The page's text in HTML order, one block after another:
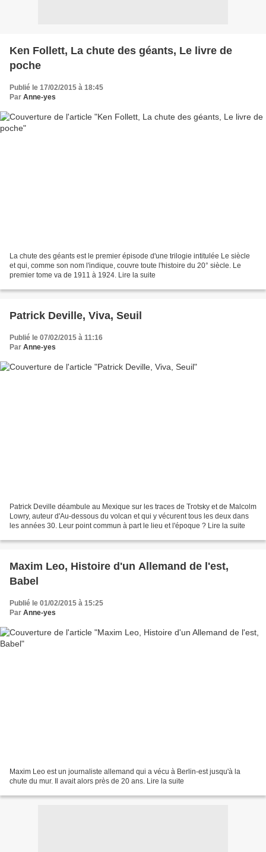
Ken Follett, La chute des géants, Le livre de
poche
Publié le 17/02/2015 à 18:45
Par Anne-yes
La chute des géants est le premier épisode d'une trilogie intitulée Le siècle
et qui, comme son nom l'indique, couvre toute l'histoire du 20° siècle. Le
premier tome va de 1911 à 1924. Lire la suite
Patrick Deville, Viva, Seuil
Publié le 07/02/2015 à 11:16
Par Anne-yes
Patrick Deville déambule au Mexique sur les traces de Trotsky et de Malcolm
Lowry, auteur d'Au-dessous du volcan et qui y vécurent tous les deux dans
les années 30. Leur point commun à part le lieu et l'époque ? Lire la suite
Maxim Leo, Histoire d'un Allemand de l'est,
Babel
Publié le 01/02/2015 à 15:25
Par Anne-yes
Maxim Leo est un journaliste allemand qui a vécu à Berlin-est jusqu'à la
chute du mur. Il avait alors près de 20 ans. Lire la suite